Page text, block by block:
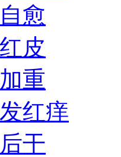
愈
皮
重
红痒
干